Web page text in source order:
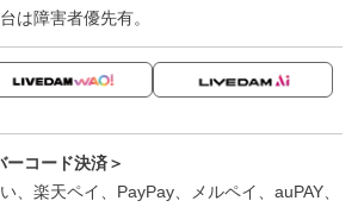
は障害者優先有。
ーコード決済＞
、楽天ペイ、PayPay、メルペイ、auPAY、